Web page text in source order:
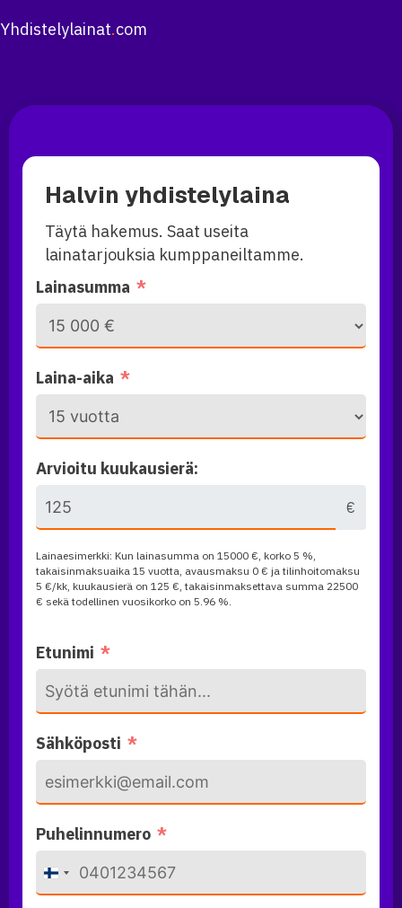
Yhdistelylainat.com
Halvin yhdistelylaina
Täytä hakemus. Saat useita
lainatarjouksia kumppaneiltamme.
Lainasumma
Laina-aika
Arvioitu kuukausierä:
€
Lainaesimerkki: Kun lainasumma on 15000 €, korko 5 %,
takaisinmaksuaika 15 vuotta, avausmaksu 0 € ja tilinhoitomaksu
5 €/kk, kuukausierä on 125 €, takaisinmaksettava summa 22500
€ sekä todellinen vuosikorko on 5.96 %.
Etunimi
Sähköposti
Puhelinnumero
F
i